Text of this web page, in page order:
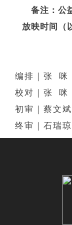
备注：公
放映时间（
编排｜张 咪
校对｜张 咪
初审｜蔡文斌
终审｜石瑞琼